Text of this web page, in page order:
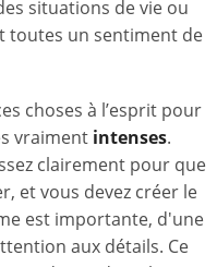
situations de vie ou
toutes un sentiment de
choses à l’esprit pour
vraiment intenses.
clairement pour que
et vous devez créer le
est importante, d'une
aux détails. Ce